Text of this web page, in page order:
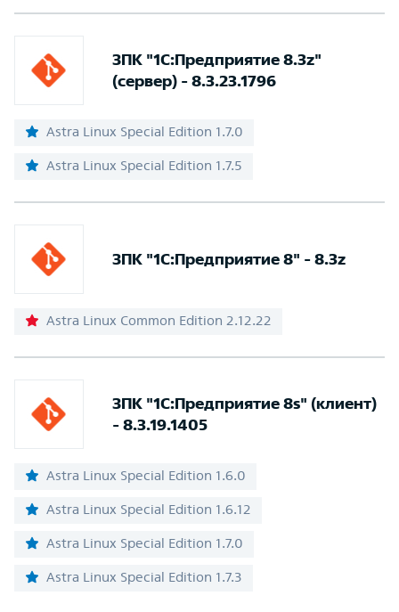
ЗПК "1С:Предприятие 8.3z"
(сервер) - 8.3.23.1796
Astra Linux Special Edition 1.7.0
Astra Linux Special Edition 1.7.5
ЗПК "1С:Предприятие 8" - 8.3z
Astra Linux Common Edition 2.12.22
ЗПК "1С:Предприятие 8s" (клиент)
- 8.3.19.1405
Astra Linux Special Edition 1.6.0
Astra Linux Special Edition 1.6.12
Astra Linux Special Edition 1.7.0
Astra Linux Special Edition 1.7.3